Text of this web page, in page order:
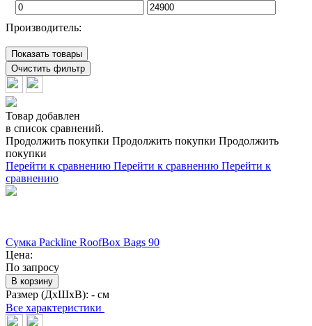
Производитель:
Показать товары
Очистить фильтр
Товар добавлен
в список сравнений.
Продолжить покупки Продолжить покупки Продолжить
покупки
Перейти к сравнению Перейти к сравнению Перейти к
сравнению
Сумка Packline RoofBox Bags 90
Цена:
По запросу
В корзину
Размер (ДхШхВ): - см
Все характеристики